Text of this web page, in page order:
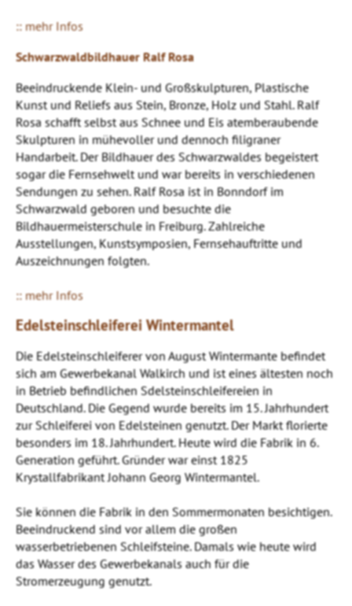
:: mehr Infos
Schwarzwaldbildhauer Ralf Rosa
Beeindruckende Klein- und Großskulpturen, Plastische
Kunst und Reliefs aus Stein, Bronze, Holz und Stahl. Ralf
Rosa schafft selbst aus Schnee und Eis atemberaubende
Skulpturen in mühevoller und dennoch filigraner
Handarbeit. Der Bildhauer des Schwarzwaldes begeistert
sogar die Fernsehwelt und war bereits in verschiedenen
Sendungen zu sehen. Ralf Rosa ist in Bonndorf im
Schwarzwald geboren und besuchte die
Bildhauermeisterschule in Freiburg. Zahlreiche
Ausstellungen, Kunstsymposien, Fernsehauftritte und
Auszeichnungen folgten.
:: mehr Infos
Edelsteinschleiferei Wintermantel
Die Edelsteinschleiferer von August Wintermante befindet
sich am Gewerbekanal Walkirch und ist eines ältesten noch
in Betrieb befindlichen Sdelsteinschleifereien in
Deutschland. Die Gegend wurde bereits im 15. Jahrhundert
zur Schleiferei von Edelsteinen genutzt. Der Markt florierte
besonders im 18. Jahrhundert. Heute wird die Fabrik in 6.
Generation geführt. Gründer war einst 1825
Krystallfabrikant Johann Georg Wintermantel.
Sie können die Fabrik in den Sommermonaten besichtigen.
Beeindruckend sind vor allem die großen
wasserbetriebenen Schleifsteine. Damals wie heute wird
das Wasser des Gewerbekanals auch für die
Stromerzeugung genutzt.